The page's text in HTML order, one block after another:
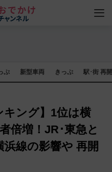
ぷ 新型車両 きっぷ 駅･街 再
キング】1位は横
倍増！JR･東急と
線の影響や 再開